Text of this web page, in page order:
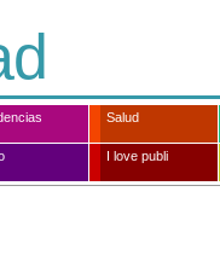
Salud
I love publi